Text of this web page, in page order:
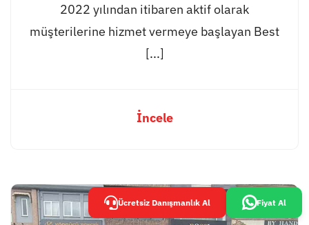
2022 yılından itibaren aktif olarak
müşterilerine hizmet vermeye başlayan Best
[...]
İncele
Ücretsiz Danışmanlık Al Fiyat Al